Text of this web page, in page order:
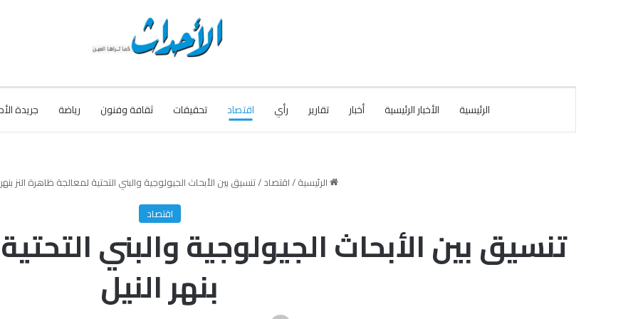
الرئيسية الأخبار الرئيسية أخبار تقارير رأي اقتصاد تحقيقات ثقافة وفنون رياضة جريدة
الرئيسية/اقتصاد/تنسيق بين الأبحاث الجيولوجية والبني التحتية لمعالجة ظاهرة النز بنهر
اقتصاد
تنسيق بين الأبحاث الجيولوجية والبني
بنهر النيل